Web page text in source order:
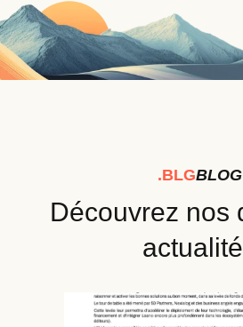
.BLGBLOG
Découvrez nos